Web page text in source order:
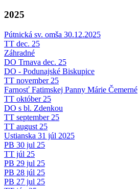
2025
Pútnická sv. omša 30.12.2025
TT dec. 25
Záhradné
DO Trnava dec. 25
DO - Podunajské Biskupice
TT november 25
Farnosť Fatimskej Panny Márie Čemerné
TT október 25
DO s bl. Zdenkou
TT september 25
TT august 25
Ustianska 31 júl 2025
PB 30 jul 25
TT júl 25
PB 29 jul 25
PB 28 júl 25
PB 27 jul 25